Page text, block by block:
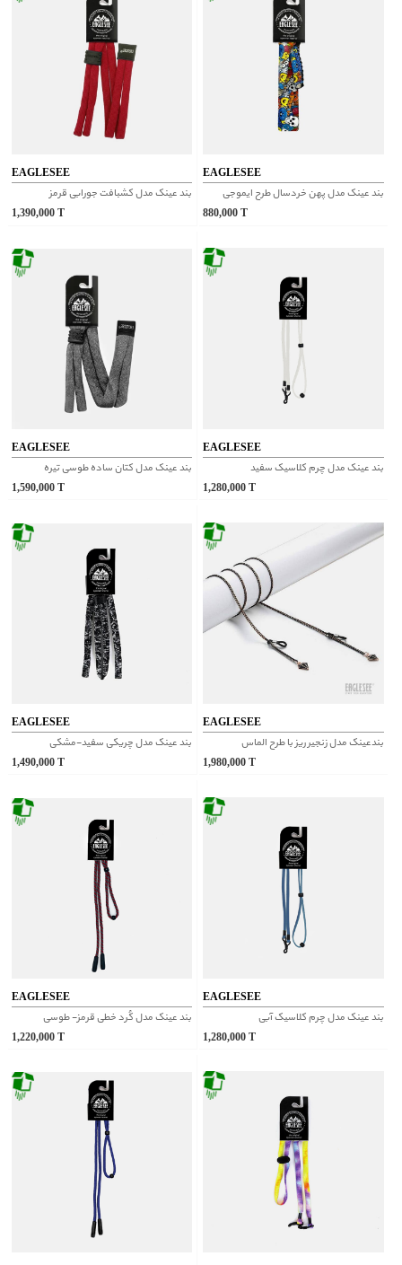
EAGLESEE
بند عینک مدل کشبافت جورابی قرمز
1,390,000
EAGLESEE
بند عینک مدل پهن خردسال طرح ایموجی
880,000
EAGLESEE
بند عینک مدل کتان ساده طوسی تیره
1,590,000
EAGLESEE
بند عینک مدل چرم کلاسیک سفید
1,280,000
EAGLESEE
بند عینک مدل چریکی سفید-مشکی
1,490,000
EAGLESEE
بندعینک مدل زنجیر ریز با طرح الماس
1,980,000
EAGLESEE
بند عینک مدل کُرد خطی قرمز- طوسی
1,220,000
EAGLESEE
بند عینک مدل چرم کلاسیک آبی
1,280,000